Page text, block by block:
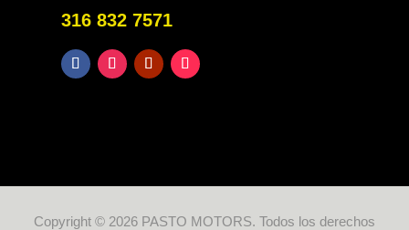
316 832 7571
Copyright © 2026 PASTO MOTORS. Todos los derechos